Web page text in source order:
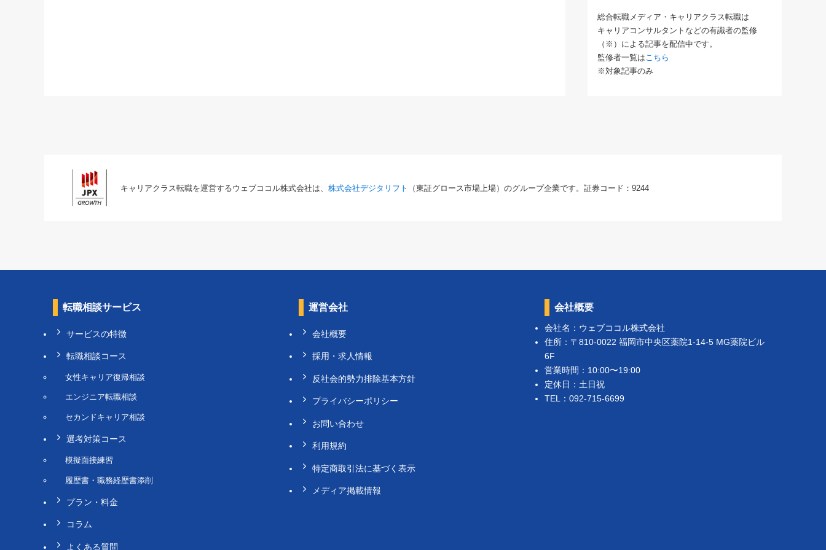
総合転職メディア・キャリアクラス転職は
キャリアコンサルタントなどの有識者の監修
（※）による記事を配信中です。
監修者一覧はこちら
※対象記事のみ
キャリアクラス転職を運営するウェブココル株式会社は、 株式会社デジタリフト （東証グロース市場上場）のグループ企業です。証券コード：9244
転職相談サービス
サービスの特徴
転職相談コース
女性キャリア復帰相談
エンジニア転職相談
セカンドキャリア相談
選考対策コース
模擬面接練習
履歴書・職務経歴書添削
プラン・料金
コラム
よくある質問
運営会社
会社概要
採用・求人情報
反社会的勢力排除基本方針
プライバシーポリシー
お問い合わせ
利用規約
特定商取引法に基づく表示
メディア掲載情報
会社概要
会社名： ウェブココル株式会社
住所：〒810-0022 福岡市中央区薬院1-14-5 MG薬院ビル
6F
営業時間：10:00〜19:00
定休日：土日祝
TEL：092-715-6699